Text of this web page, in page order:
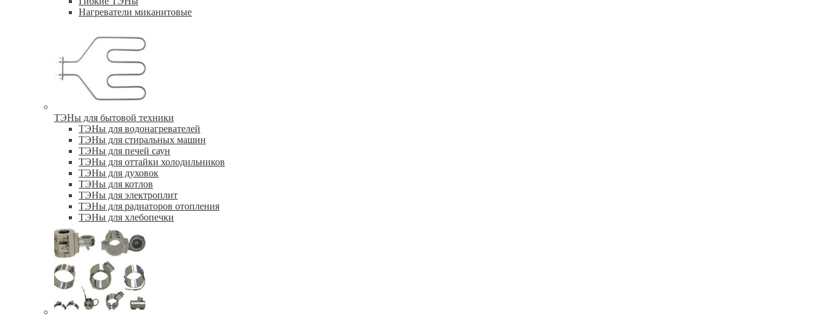
Нагреватели миканитовые
ТЭНы для бытовой техники
ТЭНы для водонагревателей
ТЭНы для стиральных машин
ТЭНы для печей саун
ТЭНы для оттайки холодильников
ТЭНы для духовок
ТЭНы для котлов
ТЭНы для электроплит
ТЭНы для радиаторов отопления
ТЭНы для хлебопечки